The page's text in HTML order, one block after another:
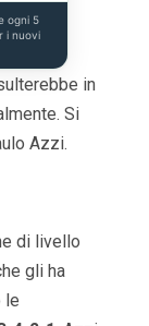
ogni 5
i nuovi
in
Si
Azzi.
di livello
gli ha
le